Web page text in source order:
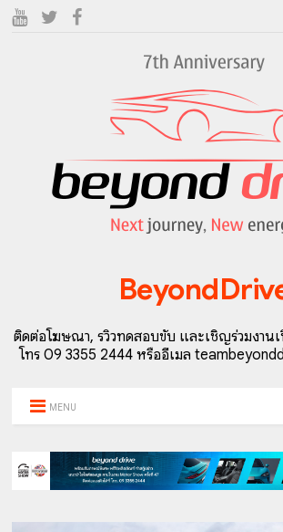
ติดต่อโฆษณา, รีวิวทดสอบขับ และเชิญร่วมงา
โทร 09 3355 2444 หรืออีเมล
MENU